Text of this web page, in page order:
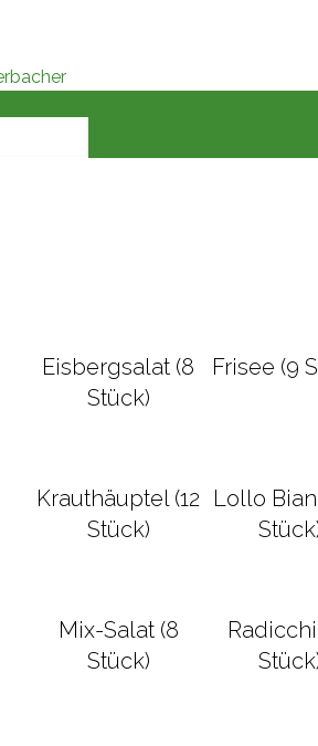
Eisbergsalat (8
Stück)
Frisee (9
Krauthäuptel (12
Stück)
Lollo
Mix-Salat (8
Stück)